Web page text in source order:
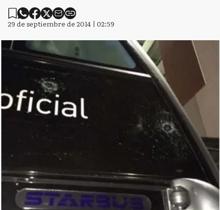
29 de septiembre de 2014 | 02:59